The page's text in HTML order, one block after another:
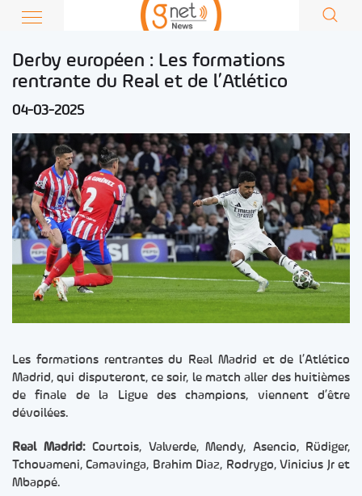
Derby européen : Les formations
rentrante du Real et de l’Atlético
04-03-2025
Les formations rentrantes du Real Madrid et de l’Atlético
Madrid, qui disputeront, ce soir, le match aller des huitièmes
de finale de la Ligue des champions, viennent d’être
dévoilées.
Real Madrid:Courtois, Valverde, Mendy, Asencio, Rüdiger,
Tchouameni, Camavinga, Brahim Diaz, Rodrygo, Vinicius Jr et
Mbappé.